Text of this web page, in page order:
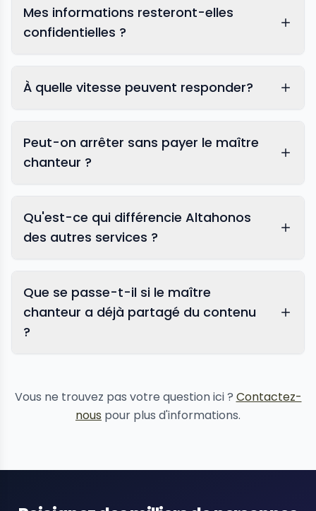
Mes informations resteront-elles
confidentielles ?
À quelle vitesse peuvent responder?
Peut-on arrêter sans payer le maître
chanteur ?
Qu'est-ce qui différencie Altahonos
des autres services ?
Que se passe-t-il si le maître
chanteur a déjà partagé du contenu
?
Vous ne trouvez pas votre question ici ? Contactez-
nous pour plus d'informations.